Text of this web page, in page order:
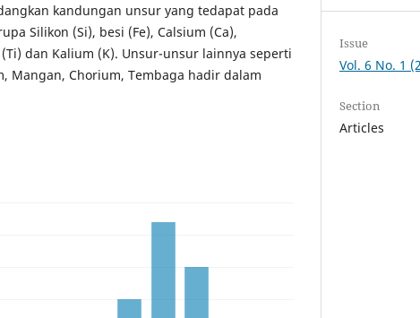
kandungan unsur yang tedapat pada
Silikon (Si), besi (Fe), Calsium (Ca),
dan Kalium (K). Unsur-unsur lainnya seperti
Mangan, Chorium, Tembaga hadir dalam
Issue
Vol. 6 No. 1
Section
Articles